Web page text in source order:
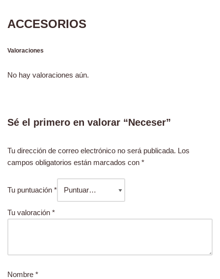
ACCESORIOS
Valoraciones
No hay valoraciones aún.
Sé el primero en valorar “Neceser”
Tu dirección de correo electrónico no será publicada. Los
campos obligatorios están marcados con *
Tu puntuación *
Tu valoración *
Nombre *